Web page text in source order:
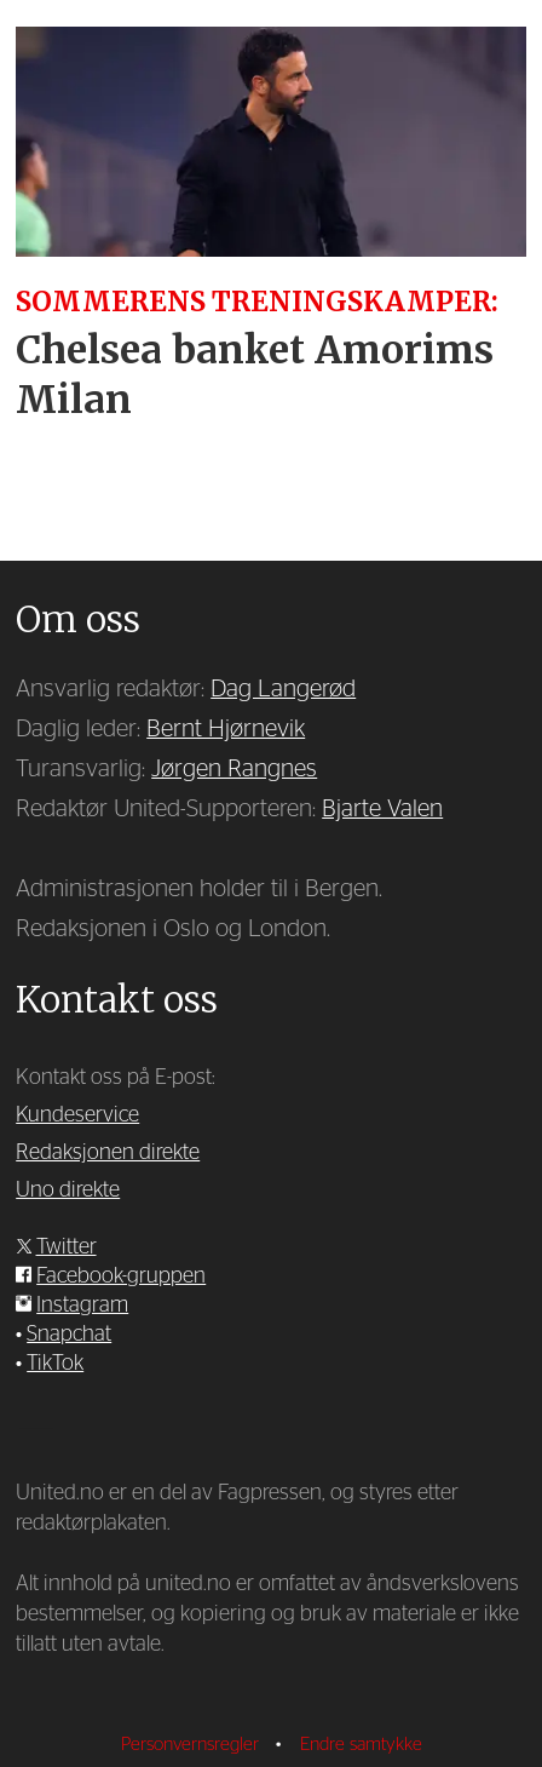
SOMMERENS TRENINGSKAMPER:
Chelsea banket Amorims
Milan
Om oss
Ansvarlig redaktør: Dag Langerød
Daglig leder: Bernt Hjørnevik
Turansvarlig:Jørgen Rangnes
Redaktør United-Supporteren: Bjarte Valen
Administrasjonen holder til i Bergen.
Redaksjonen i Oslo og London.
Kontakt oss
Kontakt oss på E-post:
Kundeservice
Redaksjonen direkte
Uno direkte
Twitter
Facebook-gruppen
Instagram
•Snapchat
•
TikTok
United.no er en del av Fagpressen, og styres etter
redaktørplakaten.
Alt innhold på united.no er omfattet av åndsverkslovens
bestemmelser, og kopiering og bruk av materiale er ikke
tillatt uten avtale.
Personvernsregler • Endre samtykke